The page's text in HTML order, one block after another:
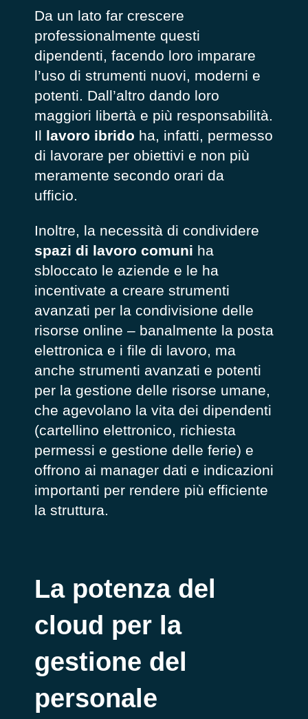
Da un lato far crescere
professionalmente questi
dipendenti, facendo loro imparare
l’uso di strumenti nuovi, moderni e
potenti. Dall’altro dando loro
maggiori libertà e più responsabilità.
Il lavoro ibrido ha, infatti, permesso
di lavorare per obiettivi e non più
meramente secondo orari da
ufficio.
Inoltre, la necessità di condividere
spazi di lavoro comuni ha
sbloccato le aziende e le ha
incentivate a creare strumenti
avanzati per la condivisione delle
risorse online – banalmente la posta
elettronica e i file di lavoro, ma
anche strumenti avanzati e potenti
per la gestione delle risorse umane,
che agevolano la vita dei dipendenti
(cartellino elettronico, richiesta
permessi e gestione delle ferie) e
offrono ai manager dati e indicazioni
importanti per rendere più efficiente
la struttura.
La potenza del
cloud per la
gestione del
personale